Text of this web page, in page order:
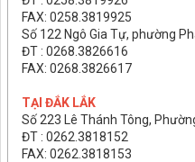
FAX: 0258.3819925
Số 122 Ngô Gia Tự, phường
ĐT : 0268.3826616
FAX: 0268.3826617
TẠI ĐẮK LẮK
Số 223 Lê Thánh Tông,
ĐT : 0262.3818152
FAX: 0262.3818153